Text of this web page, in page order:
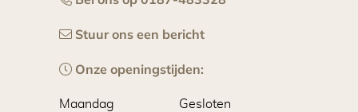
Stuur ons een bericht
Onze openingstijden:
Maandag
Gesloten